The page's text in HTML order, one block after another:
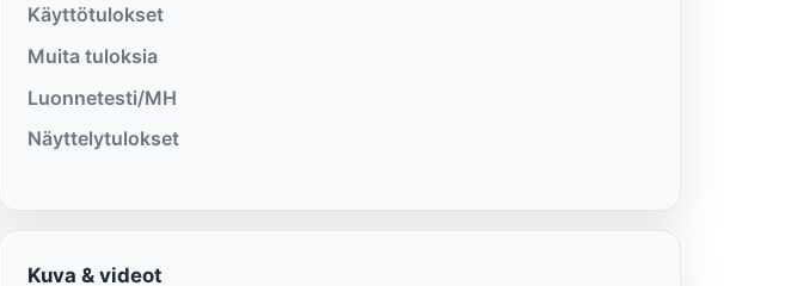
Käyttötulokset
Muita tuloksia
Luonnetesti/MH
Näyttelytulokset
Kuva & videot